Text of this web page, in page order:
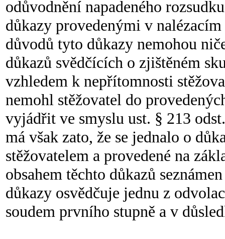
odůvodnění napadeného
důkazy provedenými v
důvodů tyto důkazy nemohou
důkazů svědčících o zjištěném
vzhledem k nepřítomnosti
nemohl stěžovatel do
vyjádřit ve smyslu ust. § 213
má však zato, že se jednalo o
stěžovatelem a provedené na
obsahem těchto důkazů
důkazy osvědčuje jednu z
soudem prvního stupně a v